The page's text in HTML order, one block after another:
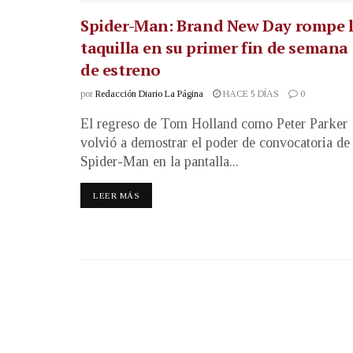
Spider-Man: Brand New Day rompe
taquilla en su primer fin de semana
de estreno
por Redacción Diario La Página HACE 5 DÍAS 0
El regreso de Tom Holland como Peter Parker
volvió a demostrar el poder de convocatoria de
Spider-Man en la pantalla...
LEER MÁS